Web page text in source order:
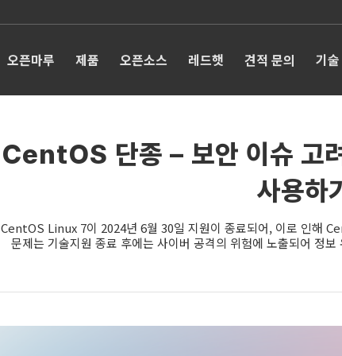
오픈마루 제품 오픈소스 레드햇 견적 문의 기
CentOS 단종 – 보안 이슈 고
사용하기
CentOS Linux 7이 2024년 6월 30일 지원이 종료되어, 이로 인해
문제는 기술지원 종료 후에는 사이버 공격의 위험에 노출되어 정